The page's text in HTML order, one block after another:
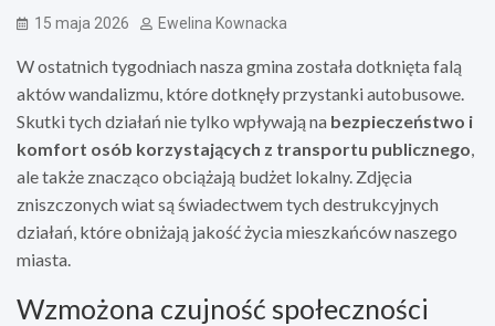
15 maja 2026 Ewelina Kownacka
W ostatnich tygodniach nasza gmina została dotknięta falą
aktów wandalizmu, które dotknęły przystanki autobusowe.
Skutki tych działań nie tylko wpływają na bezpieczeństwo i
komfort osób korzystających z transportu publicznego
ale także znacząco obciążają budżet lokalny. Zdjęcia
zniszczonych wiat są świadectwem tych destrukcyjnych
działań, które obniżają jakość życia mieszkańców naszego
miasta.
Wzmożona czujność społeczności